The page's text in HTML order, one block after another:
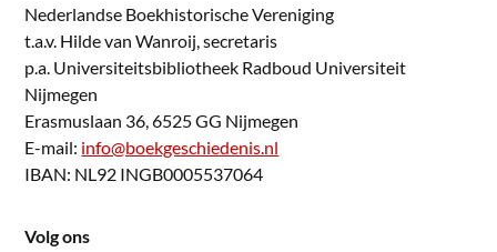
Nederlandse Boekhistorische Vereniging
t.a.v. Hilde van Wanroij, secretaris
p.a. Universiteitsbibliotheek Radboud Universiteit
Nijmegen
Erasmuslaan 36, 6525 GG Nijmegen
E-mail: info@boekgeschiedenis.nl
IBAN: NL92 INGB0005537064
Volg ons